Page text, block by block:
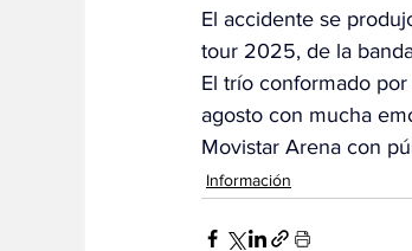
El accidente se
tour 2025, de la
El trío conformado por
agosto con mucha
Movistar Arena con
Información